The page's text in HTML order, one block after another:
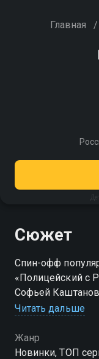
Главная /
Сюжет
Спин-офф
«Полицейский с
Софьей
неудачного
собственное
Напарники
Читать дальше
Жанр
Новинки, ТОП